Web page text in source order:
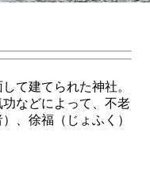
て建てられた神社。
などによって、不老
、徐福（じょふく）